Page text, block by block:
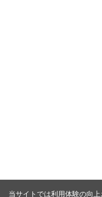
当サイトでは利用体験の向